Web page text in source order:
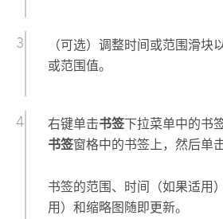
（可选）调整时间或范围滑块
或范围值。
右键单击书签下拉菜单中的书
书签窗格中的书签上，然后单
书签的范围、时间（如果适用
用）和缩略图随即更新。